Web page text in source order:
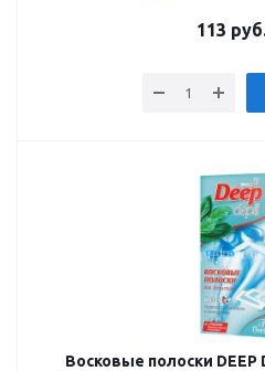
113
Восковые полоски